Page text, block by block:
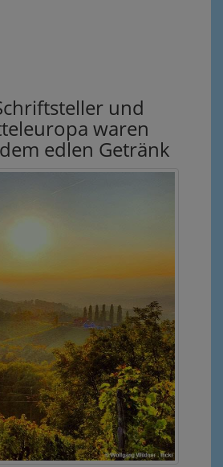
und
waren
edlen Getränk